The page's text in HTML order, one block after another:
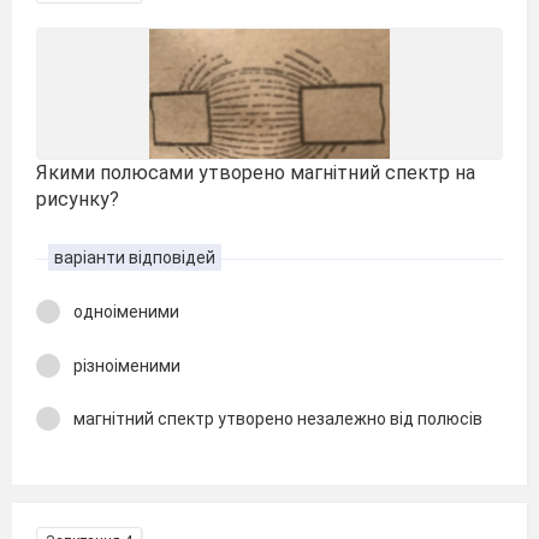
Якими полюсами утворено магнітний спектр на
рисунку?
варіанти відповідей
одноіменими
різноіменими
магнітний спектр утворено незалежно від полюсів